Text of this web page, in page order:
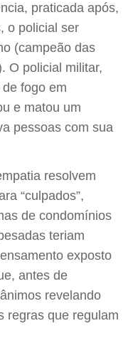
praticada após,
o policial ser
(campeão das
O policial militar,
fogo em
e matou um
pessoas com sua
resolvem
“culpados”,
de condomínios
teriam
exposto
antes de
revelando
regras que regulam